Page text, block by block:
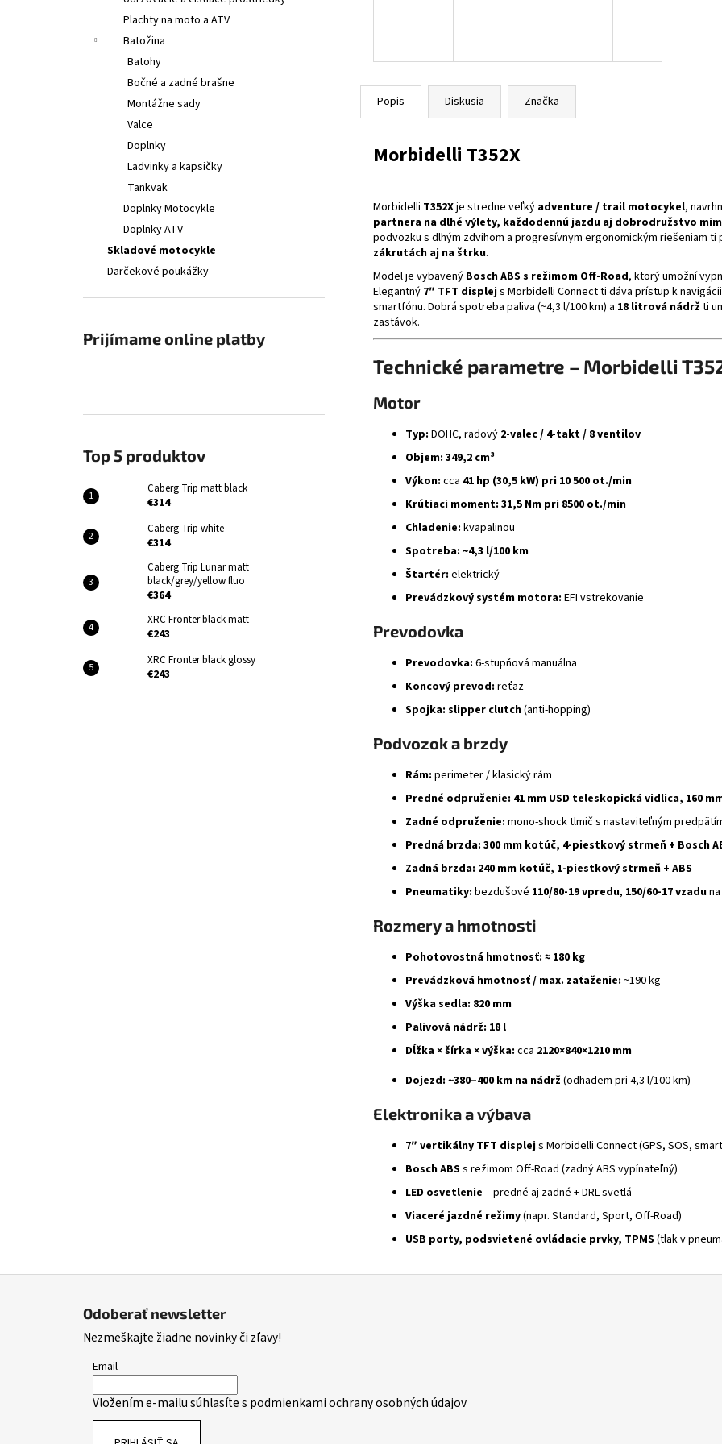
Plachty na moto a ATV
Batožina
Batohy
Bočné a zadné brašne
Montážne sady
Valce
Doplnky
Ladvinky a kapsičky
Tankvak
Doplnky Motocykle
Doplnky ATV
Skladové motocykle
Darčekové poukážky
Prijímame online platby
Top 5 produktov
Caberg Trip matt black
€314
Caberg Trip white
€314
Caberg Trip Lunar matt
black/grey/yellow fluo
€364
XRC Fronter black matt
€243
XRC Fronter black glossy
€243
Popis Diskusia Značka
Morbidelli T352X
Morbidelli T352Xje stredne veľký adventure / trail motocykel,
partnera na dlhé výlety, každodennú jazdu aj dobrodružstvo
podvozku s dlhým zdvihom a progresívnym ergonomickým riešeniam ti
zákrutách aj na štrku.
Model je vybavený Bosch ABS s režimom Off-Road, ktorý umožní
Elegantný 7″ TFT displejs Morbidelli Connect ti dáva prístup k
smartfónu. Dobrá spotreba paliva (~4,3 l/100 km) a 18 litrová nádrž ti
zastávok.
Technické parametre – Morbidelli
Motor
Typ: DOHC, radový 2-valec / 4-takt / 8 ventilov
Objem: 349,2 cm³
Výkon: cca 41 hp (30,5 kW) pri 10 500 ot./min
Krútiaci moment: 31,5 Nm pri 8500 ot./min
Chladenie: kvapalinou
Spotreba: ~4,3 l/100 km
Štartér: elektrický
Prevádzkový systém motora: EFI vstrekovanie
Prevodovka
Prevodovka: 6-stupňová manuálna
Koncový prevod: reťaz
Spojka: slipper clutch(anti-hopping)
Podvozok a brzdy
Rám: perimeter / klasický rám
Predné odpruženie: 41 mm USD teleskopická vidlica, 160
Zadné odpruženie: mono-shock tlmič s nastaviteľným
Predná brzda: 300 mm kotúč, 4-piestkový strmeň + Bosch
Zadná brzda: 240 mm kotúč, 1-piestkový strmeň + ABS
Pneumatiky: bezdušové 110/80-19 vpredu, 150/60-17 vzadu
Rozmery a hmotnosti
Pohotovostná hmotnosť: ≈ 180 kg
Prevádzková hmotnosť / max. zaťaženie: ~190 kg
Výška sedla: 820 mm
Palivová nádrž: 18 l
Dĺžka × šírka × výška: cca 2120×840×1210 mm
Dojezd: ~380–400 km na nádrž (odhadem pri 4,3 l/100 km)
Elektronika a výbava
7″ vertikálny TFT displejs Morbidelli Connect (GPS, SOS,
Bosch ABS s režimom Off-Road (zadný ABS vypínateľný)
LED osvetlenie – predné aj zadné + DRL svetlá
Viaceré jazdné režimy(napr. Standard, Sport, Off-Road)
USB porty, podsvietené ovládacie prvky, TPMS (tlak v
Odoberať newsletter
Nezmeškajte žiadne novinky či zľavy!
Email
Vložením e-mailu súhlasíte s podmienkami ochrany osobných údajov